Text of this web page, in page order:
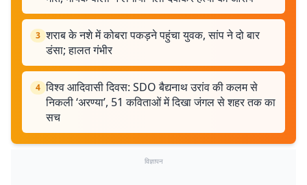
3 शराब के नशे में कोबरा पकड़ने पहुंचा युवक, सांप ने दो बार
डंसा; हालत गंभीर
4 विश्व आदिवासी दिवस: SDO बैद्यनाथ उरांव की कलम से
निकली ‘अरण्या’, 51 कविताओं में दिखा जंगल से शहर तक का
सच
विज्ञापन